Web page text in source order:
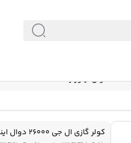
کولر گازی ال جی 26000 دوال اینورتر AMPU26T4 T3 T4 R410